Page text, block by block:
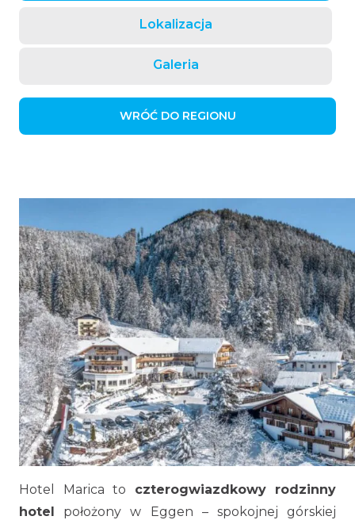
Lokalizacja
Galeria
WRÓĆ DO REGIONU
Hotel Marica to czterogwiazdkowy rodzinny
hotel położony w Eggen – spokojnej górskiej